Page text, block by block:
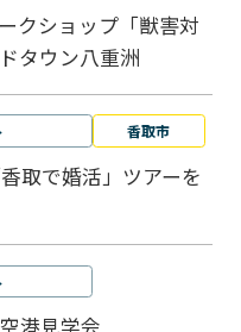
クショップ「獣害対
タウン八重洲
香取市
取で婚活」ツアーを
港見学会